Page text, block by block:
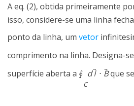
A eq. (2), obtida primeiramente
isso, considere-se uma linha
ponto da linha, um vetor
comprimento na linha. Designa-
superfície aberta a ∮
C
d→
l ⋅ →
Bque